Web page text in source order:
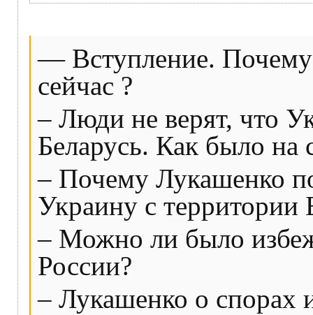
— Вступление. Почему
сейчас ?
– Люди не верят, что
Беларусь. Как было на
– Почему Лукашенко
Украину с территории
– Можно ли было
России?
– Лукашенко о спорах